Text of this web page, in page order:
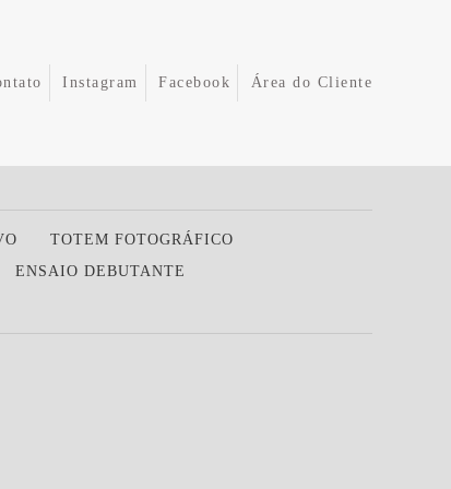
Instagram Facebook Área do Cliente
TOTEM FOTOGRÁFICO
ENSAIO DEBUTANTE